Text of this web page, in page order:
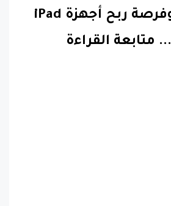
iPadOS 16 وفرصة ربح أجهزة iPad
... متابعة القراءة